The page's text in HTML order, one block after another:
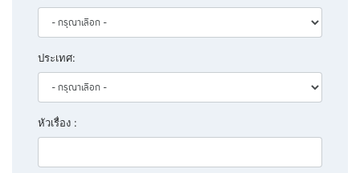
ประเทศ:
หัวเรื่อง :